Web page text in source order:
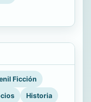
Ficción
Historia